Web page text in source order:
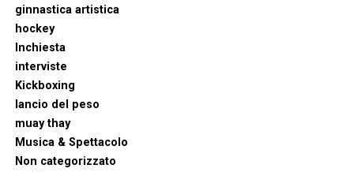
ginnastica artistica
hockey
Inchiesta
interviste
Kickboxing
lancio del peso
muay thay
Musica & Spettacolo
Non categorizzato